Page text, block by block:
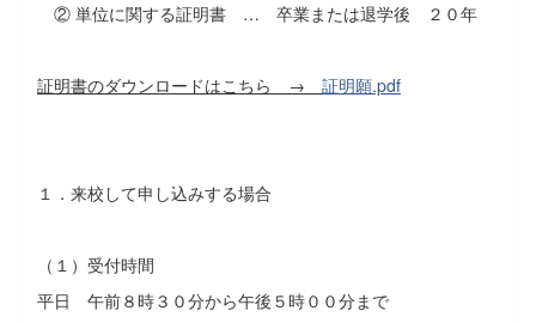
② 単位に関する証明書 … 卒業または退学後 ２０年
証明書のダウンロードはこちら → 証明願.pdf
１．来校して申し込みする場合
（１）受付時間
平日 午前８時３０分から午後５時００分まで